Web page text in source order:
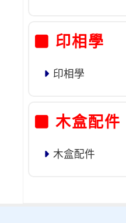
印相學
印相學
木盒配件
木盒配件